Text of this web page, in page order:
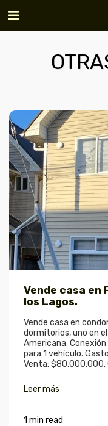
Vende casa en
los Lagos.
Vende casa en
dormitorios, uno en
Americana.
para 1 vehículo.
Venta: $80.000.000.
Leer más
1 min read